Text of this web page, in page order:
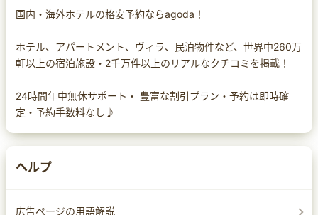
国内・海外ホテルの格安予約ならagoda！
ホテル、アパートメント、ヴィラ、民泊物件など、世界中260万
軒以上の宿泊施設・2千万件以上のリアルなクチコミを掲載！
24時間年中無休サポート・ 豊富な割引プラン・予約は即時確
定・予約手数料なし♪
ヘルプ
広告ページの用語解説